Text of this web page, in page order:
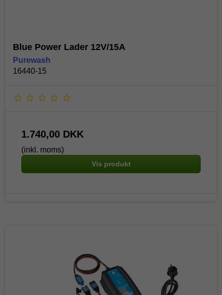
Blue Power Lader 12V/15A
Purewash
16440-15
1.740,00 DKK
(inkl. moms)
Vis produkt